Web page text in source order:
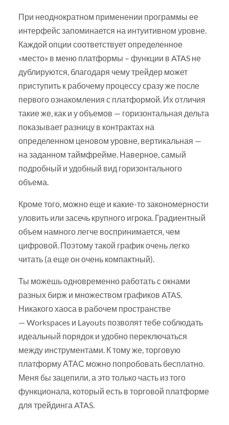
При неоднократном применении программы ее
интерфейс запоминается на интуитивном уровне.
Каждой опции соответствует определенное
«место» в меню платформы – функции в ATAS не
дублируются, благодаря чему трейдер может
приступить к рабочему процессу сразу же после
первого ознакомления с платформой. Их отличия
такие же, как и у объемов — горизонтальная дельта
показывает разницу в контрактах на
определенном ценовом уровне, вертикальная —
на заданном таймфрейме. Наверное, самый
подробный и удобный вид горизонтального
объема.
Кроме того, можно еще и какие-то закономерности
уловить или засечь крупного игрока. Градиентный
объем намного легче воспринимается, чем
цифровой. Поэтому такой график очень легко
читать (а еще он очень компактный).
Ты можешь одновременно работать с окнами
разных бирж и множеством графиков ATAS.
Никакого хаоса в рабочем пространстве
— Workspaces и Layouts позволят тебе соблюдать
идеальный порядок и удобно переключаться
между инструментами. К тому же, торговую
платформу АТАС можно попробовать бесплатно.
Меня бы зацепили, а это только часть из того
функционала, который есть в торговой платформе
для трейдинга ATAS.